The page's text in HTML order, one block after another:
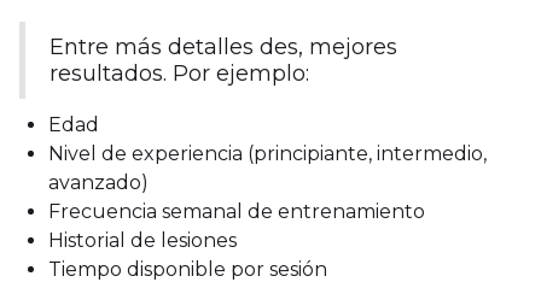
Entre más detalles des, mejores
resultados. Por ejemplo:
Edad
Nivel de experiencia (principiante, intermedio,
avanzado)
Frecuencia semanal de entrenamiento
Historial de lesiones
Tiempo disponible por sesión